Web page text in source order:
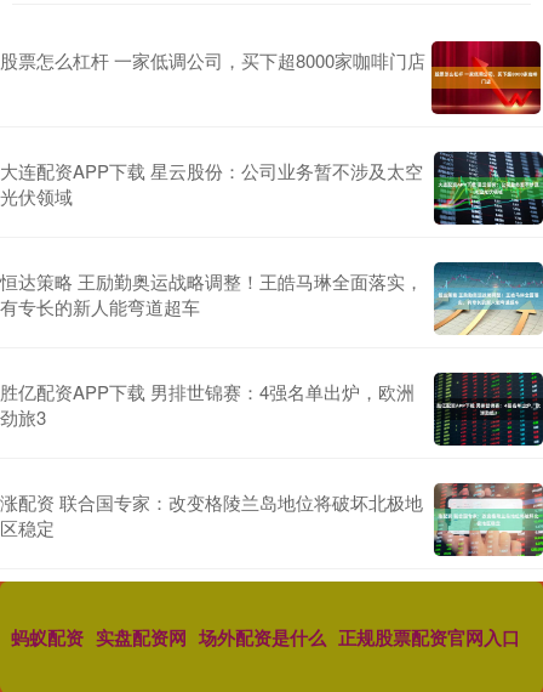
股票怎么杠杆 一家低调公司，买下超8000家咖啡门店
大连配资APP下载 星云股份：公司业务暂不涉及太空
光伏领域
恒达策略 王励勤奥运战略调整！王皓马琳全面落实，
有专长的新人能弯道超车
胜亿配资APP下载 男排世锦赛：4强名单出炉，欧洲
劲旅3
涨配资 联合国专家：改变格陵兰岛地位将破坏北极地
区稳定
蚂蚁配资 实盘配资网 场外配资是什么 正规股票配资官网入口